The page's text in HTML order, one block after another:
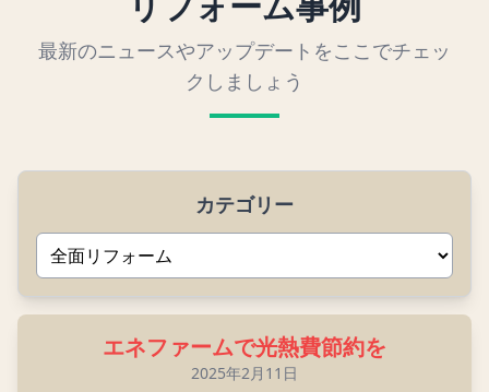
最新のニュースやアップデートをここでチェッ
クしましょう
カテゴリー
エネファームで光熱費節約を
2025年2月11日